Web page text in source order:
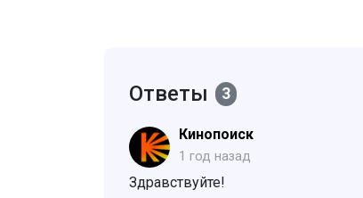
Ответы 3
Кинопоиск
1 год назад
Здравствуйте!